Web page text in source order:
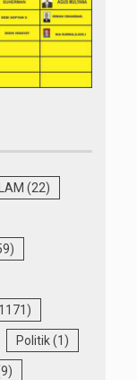
(22)
Politik(1)